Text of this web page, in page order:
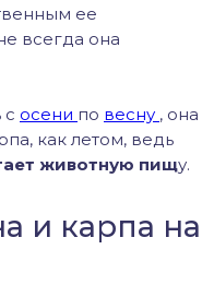
ее
всегда она
с осени по весну , она
как летом, ведь
животную пищу.
и карпа на